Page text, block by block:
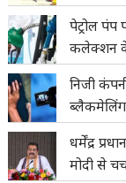
पेट्रोल पंप
कलेक्शन
निजी
ब्लैकमेलिंग
धर्मेंद्र
मोदी से